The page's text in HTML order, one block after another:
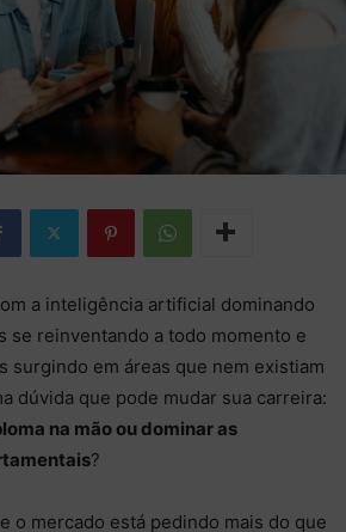
a inteligência artificial dominando
se reinventando a todo momento e
surgindo em áreas que nem existiam
dúvida que pode mudar sua carreira:
na mão ou dominar as
?
o mercado está pedindo mais do que